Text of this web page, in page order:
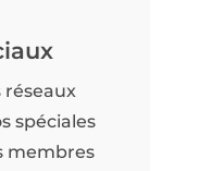
réseaux
spéciales
membres